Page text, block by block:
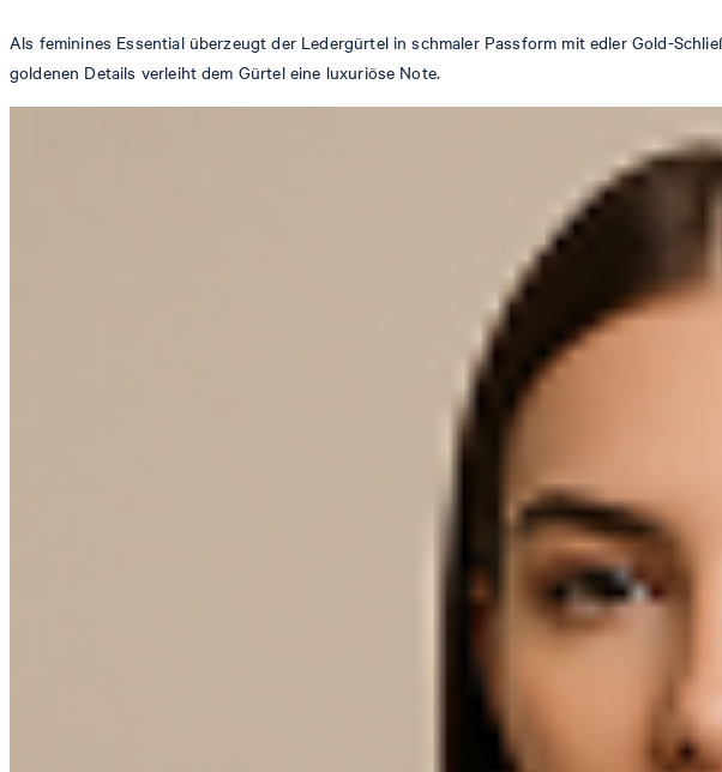
Als feminines Essential überzeugt der Ledergürtel in schmaler Passform mit edler Gold-
goldenen Details verleiht dem Gürtel eine luxuriöse Note.